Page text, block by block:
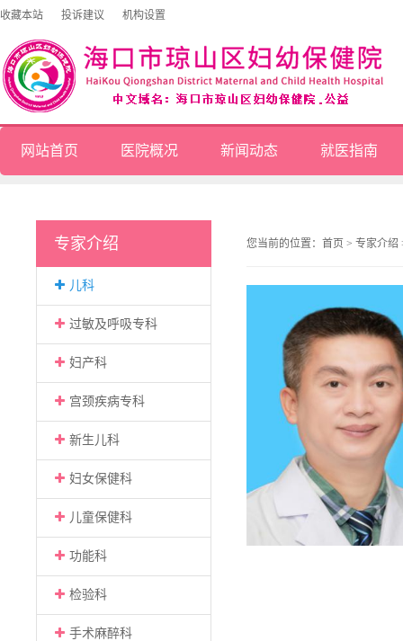
收藏本站 投诉建议 机构设置
网站首页 医院概况 新闻动态 就医指南
专家介绍
儿科
过敏及呼吸专科
妇产科
宫颈疾病专科
新生儿科
妇女保健科
儿童保健科
功能科
检验科
手术麻醉科
您当前的位置： 首页 > 专家介绍